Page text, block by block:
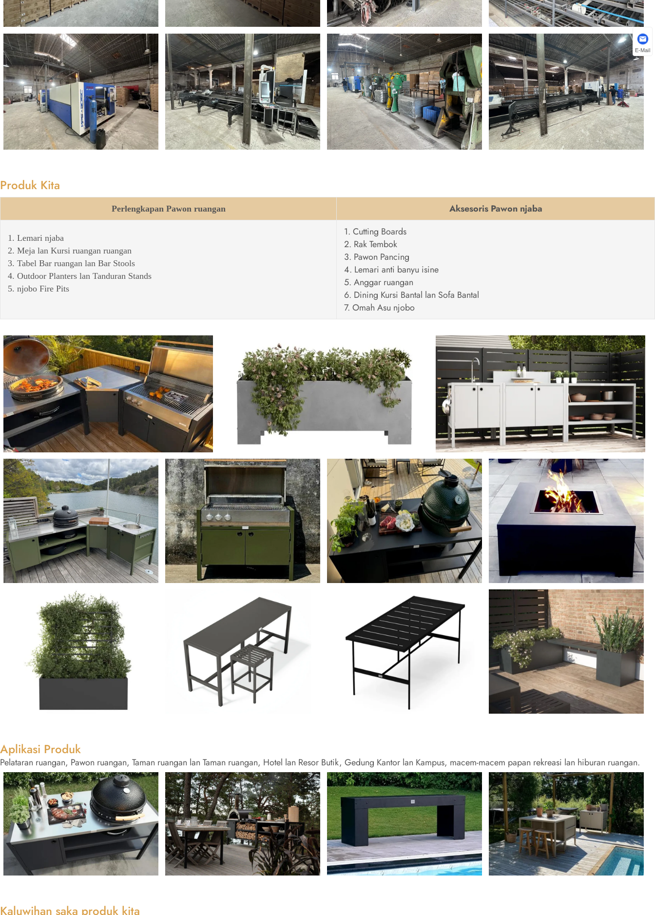
Produk Kita
Perlengkapan Pawon ruangan Aksesoris Pawon njaba
1. Lemari njaba
2. Meja lan Kursi ruangan ruangan
3. Tabel Bar ruangan lan Bar Stools
4. Outdoor Planters lan Tanduran Stands
5. njobo Fire Pits
1. Cutting Boards
2. Rak Tembok
3. Pawon Pancing
4. Lemari anti banyu isine
5. Anggar ruangan
6. Dining Kursi Bantal lan Sofa Bantal
7. Omah Asu njobo
Aplikasi Produk
Pelataran ruangan, Pawon ruangan, Taman ruangan lan Taman ruangan, Hotel lan Resor Butik, Gedung Kantor lan Kampus, macem-macem papan rekreasi lan hiburan ruangan.
Kaluwihan saka produk kita
E-Mail